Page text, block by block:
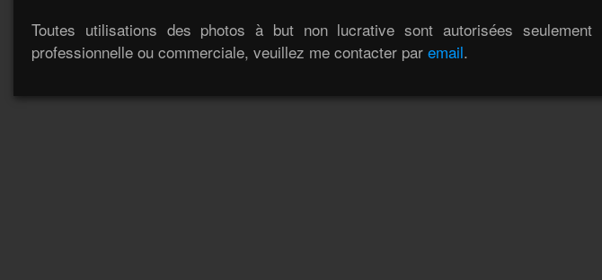
Toutes utilisations des photos à but non lucrative sont autorisées
professionnelle ou commerciale, veuillez me contacter par email.